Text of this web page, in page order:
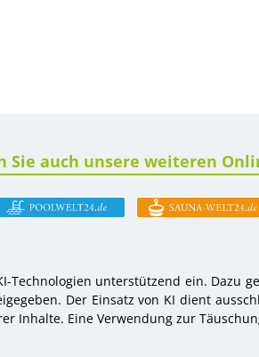
Sie auch unsere weiteren
unterstützend ein. Dazu
Der Einsatz von KI dient
Inhalte. Eine Verwendung zur